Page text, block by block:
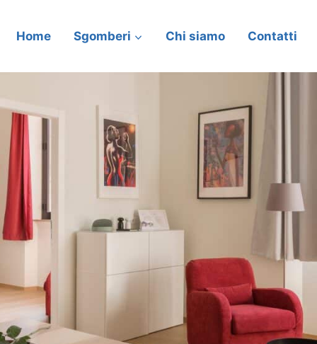
Home Sgomberi Chi siamo Contatti